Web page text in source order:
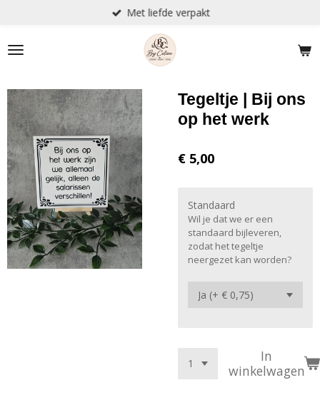
naar
de
Met liefde verpakt
Tegeltje | Bij ons
op het werk
€ 5,00
Standaard
Wil je dat we er een
standaard bijleveren,
zodat het tegeltje
neergezet kan worden?
In
winkelwagen